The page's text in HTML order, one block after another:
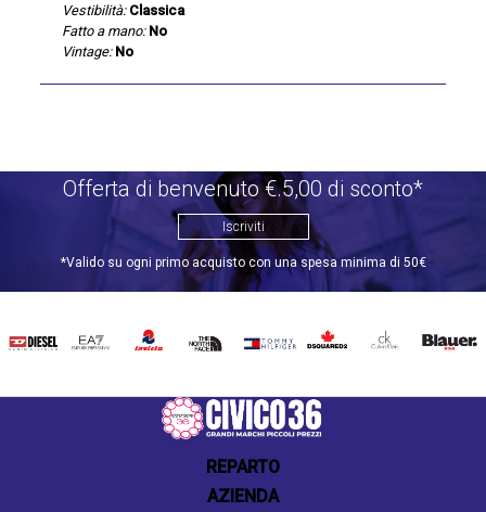
Vestibilità: Classica
Fatto a mano: No
Vintage: No
Offerta di benvenuto €.5,00 di sconto*
Iscriviti
*Valido su ogni primo acquisto con una spesa minima di 50€
DIESEL EA7 INVICTATHE
TOMMY
DSQUARED2
CALVIN BLAUER
REPARTO
AZIENDA